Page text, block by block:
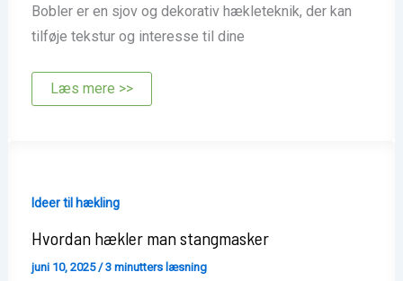
Bobler er en sjov og dekorativ hækleteknik, der kan
tilføje tekstur og interesse til dine
Hvordan
hækler
Læs mere >>
Ideer til hækling
Hvordan hækler man stangmasker
juni 10, 2025/3 minutters læsning